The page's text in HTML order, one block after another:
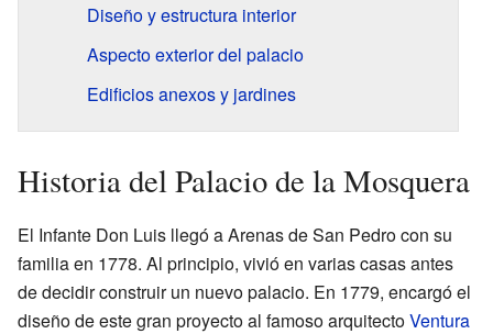
Diseño y estructura interior
Aspecto exterior del palacio
Edificios anexos y jardines
Historia del Palacio de la Mosquera
El Infante Don Luis llegó a Arenas de San Pedro con su
familia en 1778. Al principio, vivió en varias casas antes
de decidir construir un nuevo palacio. En 1779, encargó el
diseño de este gran proyecto al famoso arquitectoVentura